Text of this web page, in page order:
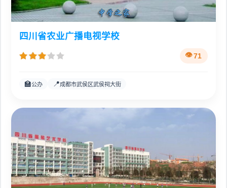
四川省农业广播电视学校
71
🏫公办 📍成都市武侯区武侯祠大街